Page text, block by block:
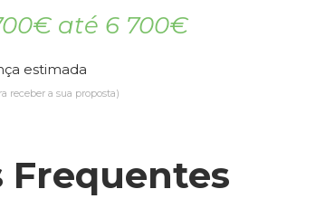
até 6 700€
estimada
receber a sua proposta)